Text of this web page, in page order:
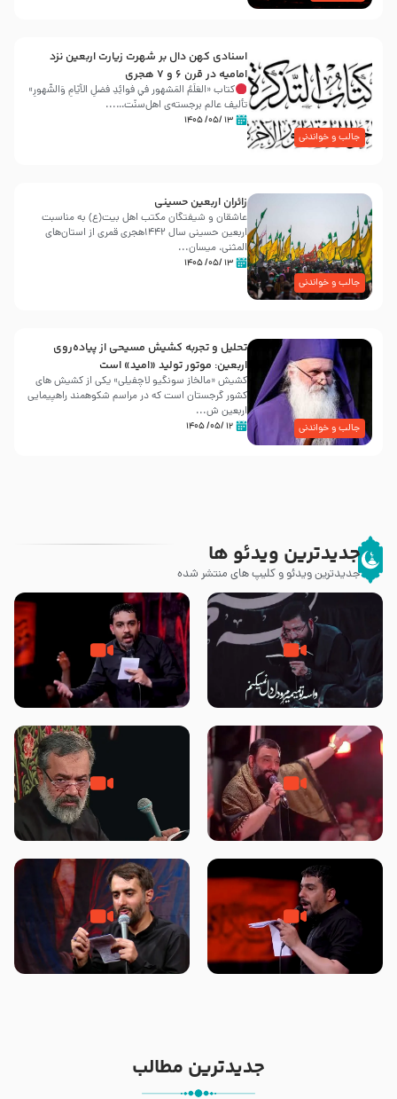
جالب و خواندنی
اسنادی کهن دال بر شهرت زیارت اربعین نزد
امامیه در قرن ۶ و ۷ هجری
کتاب «العَلَمُ المَشهور في فَوائِدِ فَضلِ الأيّامِ وَالشُّهورِ»
تألیف عالم برجسته‌ی اهل‌سنّت…...
۱۳ /۰۵/ ۱۴۰۵
جالب و خواندنی
زائران اربعین حسینی
عاشقان و شیفتگان مکتب اهل بیت(ع) به مناسبت
اربعین حسینی سال ۱۴۴۲هجری قمری از استان‌های
المثنی، میسان...
۱۳ /۰۵/ ۱۴۰۵
جالب و خواندنی
تحلیل و تجربه کشیش مسیحی از پیاده‌روی
اربعین: موتور تولید «امید» است
کشیش «مالخاز سونگیو لاچفیلی» یکی از کشیش های
کشور گرجستان است که در مراسم شکوهمند راهپیمایی
اربعین ش...
۱۲ /۰۵/ ۱۴۰۵
جدیدترین ویدئو ها
جدیدترین ویدئو و کلیپ های منتشر شده
مصداق کربلا – حاج حسین سیب
سرخی
شور ، حسینا! به‌ حق زهرا «أُنْظُرْ
إِلَینا» – عزاداری شب هفتم ماه
جانا جانا ابی عبدالله – کربلایی جواد
مقدم – شب هشتم محرم 1448 –
مادر منم مثل تو خمیدم – حاج
محمود کریمی – شهادت حضرت
هیئت رایة العباس علیه السلام
تک ، عبّاس، صاحب دل‌هاست –
حاج حنیف طاهری – عزاداری شب
من غلام نوکراتم من عاشق کربلاتم
– شور زمینه – شب هفتم – محرم
جدیدترین مطالب